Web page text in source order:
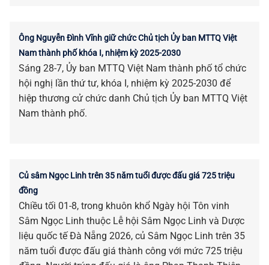
Ông Nguyễn Đình Vĩnh giữ chức Chủ tịch Ủy ban MTTQ Việt
Nam thành phố khóa I, nhiệm kỳ 2025-2030
Sáng 28-7, Ủy ban MTTQ Việt Nam thành phố tổ chức
hội nghị lần thứ tư, khóa I, nhiệm kỳ 2025-2030 để
hiệp thương cử chức danh Chủ tịch Ủy ban MTTQ Việt
Nam thành phố.
Củ sâm Ngọc Linh trên 35 năm tuổi được đấu giá 725 triệu
đồng
Chiều tối 01-8, trong khuôn khổ Ngày hội Tôn vinh
Sâm Ngọc Linh thuộc Lễ hội Sâm Ngọc Linh và Dược
liệu quốc tế Đà Nẵng 2026, củ Sâm Ngọc Linh trên 35
năm tuổi được đấu giá thành công với mức 725 triệu